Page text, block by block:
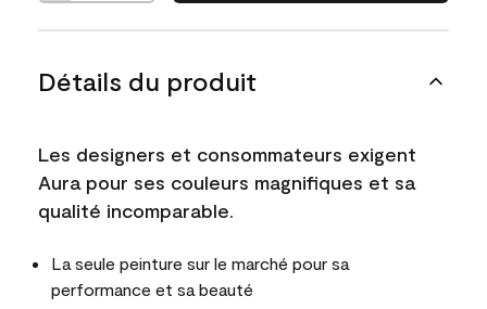
Détails du produit
Les designers et consommateurs exigent
Aura pour ses couleurs magnifiques et sa
qualité incomparable.
La seule peinture sur le marché pour sa
performance et sa beauté